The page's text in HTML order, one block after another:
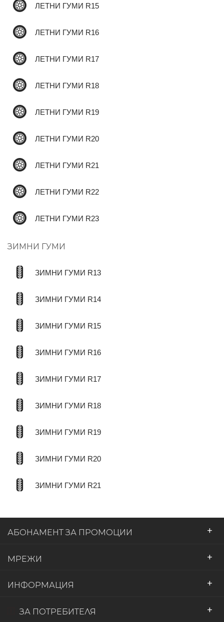
ЛЕТНИ ГУМИ R15
ЛЕТНИ ГУМИ R16
ЛЕТНИ ГУМИ R17
ЛЕТНИ ГУМИ R18
ЛЕТНИ ГУМИ R19
ЛЕТНИ ГУМИ R20
ЛЕТНИ ГУМИ R21
ЛЕТНИ ГУМИ R22
ЛЕТНИ ГУМИ R23
ЗИМНИ ГУМИ
ЗИМНИ ГУМИ R13
ЗИМНИ ГУМИ R14
ЗИМНИ ГУМИ R15
ЗИМНИ ГУМИ R16
ЗИМНИ ГУМИ R17
ЗИМНИ ГУМИ R18
ЗИМНИ ГУМИ R19
ЗИМНИ ГУМИ R20
ЗИМНИ ГУМИ R21
АБОНАМЕНТ ЗА ПРОМОЦИИ +
МРЕЖИ +
ИНФОРМАЦИЯ +
ЗА ПОТРЕБИТЕЛЯ +